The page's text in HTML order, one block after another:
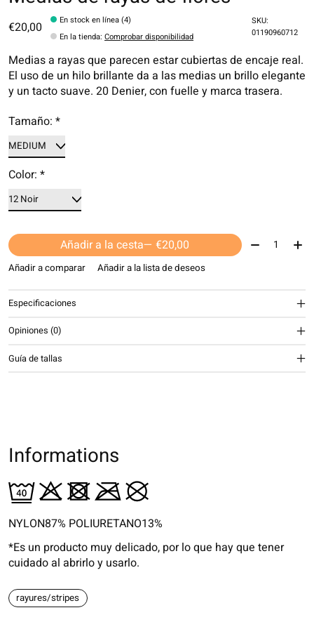
€20,00
En stock en línea (4)
En la tienda:Comprobar disponibilidad
SKU:
01190960712
Medias a rayas que parecen estar cubiertas de encaje real.
El uso de un hilo brillante da a las medias un brillo elegante
y un tacto suave. 20 Denier, con fuelle y marca trasera.
Tamaño: *
Color: *
Añadir a la cesta — €20,00 Cantidad:
Añadir a comparar Añadir a la lista de deseos
Especificaciones
Opiniones (0)
Guía de tallas
Informations
NYLON87% POLIURETANO13%
*Es un producto muy delicado, por lo que hay que tener
cuidado al abrirlo y usarlo.
rayures/stripes